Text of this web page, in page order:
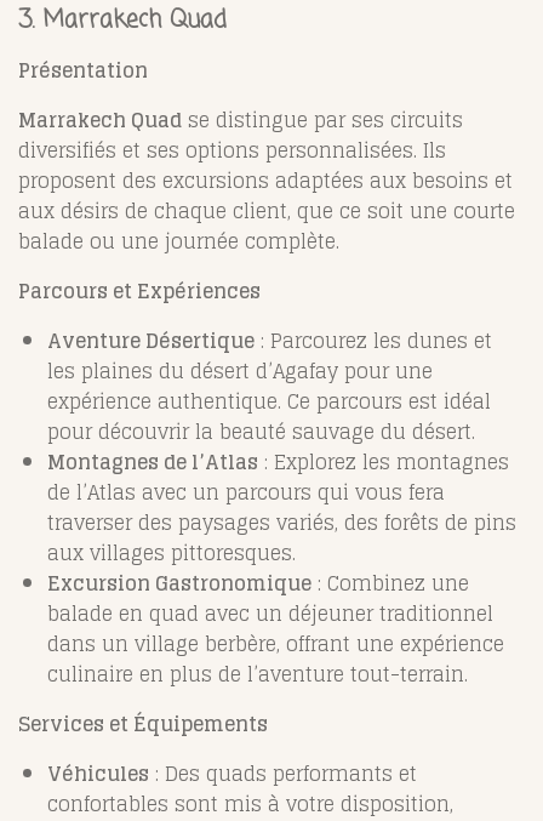
3. Marrakech Quad
Présentation
Marrakech Quad se distingue par ses circuits
diversifiés et ses options personnalisées. Ils
proposent des excursions adaptées aux besoins et
aux désirs de chaque client, que ce soit une courte
balade ou une journée complète.
Parcours et Expériences
Aventure Désertique : Parcourez les dunes et
les plaines du désert d’Agafay pour une
expérience authentique. Ce parcours est idéal
pour découvrir la beauté sauvage du désert.
Montagnes de l’Atlas : Explorez les montagnes
de l’Atlas avec un parcours qui vous fera
traverser des paysages variés, des forêts de pins
aux villages pittoresques.
Excursion Gastronomique : Combinez une
balade en quad avec un déjeuner traditionnel
dans un village berbère, offrant une expérience
culinaire en plus de l’aventure tout-terrain.
Services et Équipements
Véhicules : Des quads performants et
confortables sont mis à votre disposition,